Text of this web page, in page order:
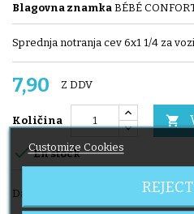
Blagovna znamka BÉBÉ
Sprednja notranja cev 6x1 1/4 za
7,90 Z DDV
Količina 
En stock
Daj v skupno rabo
Customize Cookies